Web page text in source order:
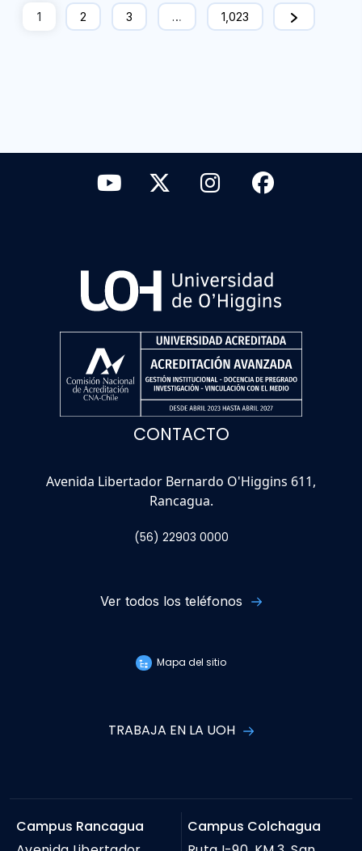
1 2 3 … 1,023
CONTACTO
Avenida Libertador Bernardo O'Higgins 611,
Rancagua.
(56) 22903 0000
Ver todos los teléfonos
Mapa del sitio
TRABAJA EN LA UOH
Campus Rancagua
Campus Colchagua